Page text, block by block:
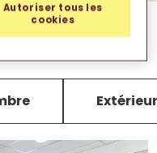
Extérieur
Autoriser tous les
cookies